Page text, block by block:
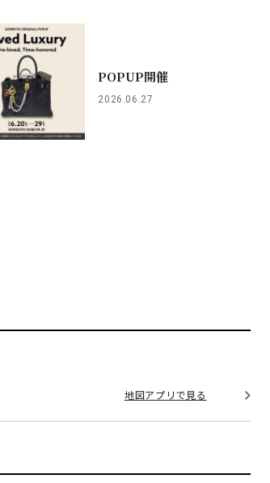
POPUP開催
2026.06.27
地図アプリで見る